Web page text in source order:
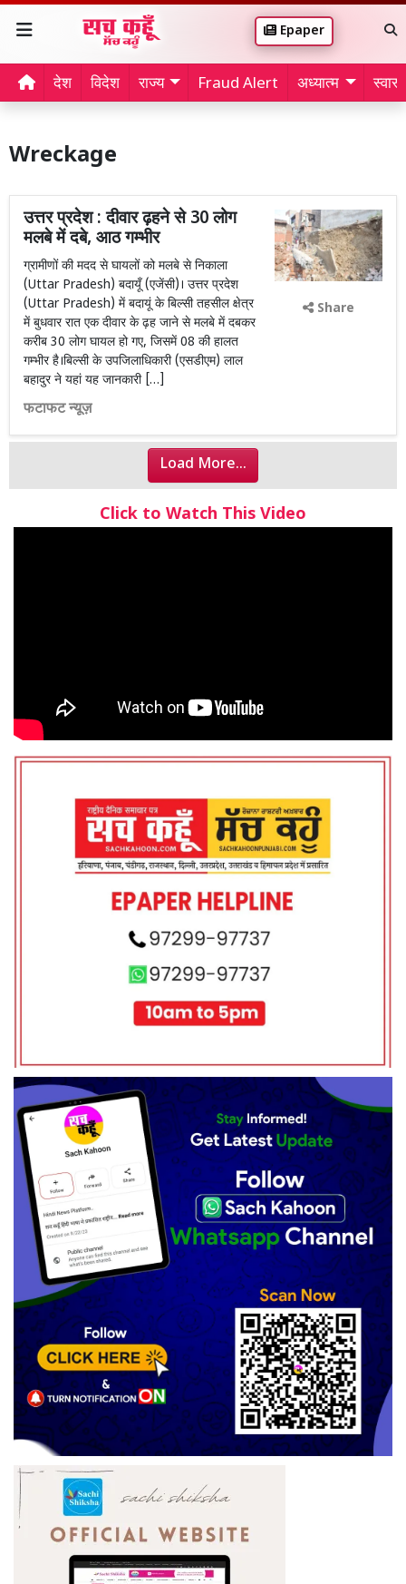
Epaper
देश विदेश राज्य Fraud Alert अध्यात्म
Wreckage
उत्तर प्रदेश : दीवार ढ़हने से 30 लोग
मलबे में दबे, आठ गम्भीर
ग्रामीणों की मदद से घायलों को मलबे से निकाला
(Uttar Pradesh) बदायूँ (एजेंसी)। उत्तर प्रदेश
(Uttar Pradesh) में बदायूं के बिल्सी तहसील क्षेत्र
में बुधवार रात एक दीवार के ढ़ह जाने से मलबे में दबकर
करीब 30 लोग घायल हो गए, जिसमें 08 की हालत
गम्भीर है।बिल्सी के उपजिलाधिकारी (एसडीएम) लाल
बहादुर ने यहां यह जानकारी […]
फटाफट न्यूज़
Share
Load More...
Click to Watch This Video